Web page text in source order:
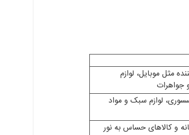
مثل موبایل، لوازم
جواهرات
لوازم سبک و مواد
و کالاهای حساس به نور